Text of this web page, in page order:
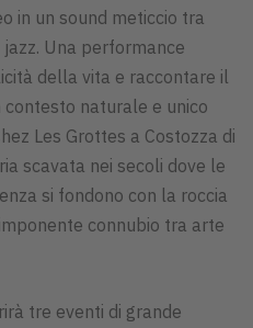
in un sound meticcio tra
Una performance
della vita e raccontare il
naturale e unico
Les Grottes a Costozza di
scavata nei secoli dove le
si fondono con la roccia
connubio tra arte
tre eventi di grande